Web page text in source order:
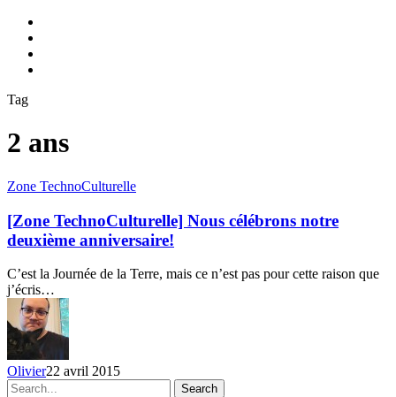
Tag
2 ans
[Zone
Nous
célébrons
notre
anniversaire!
Zone TechnoCulturelle
[Zone TechnoCulturelle] Nous célébrons notre
deuxième anniversaire!
C’est la Journée de la Terre, mais ce n’est pas pour cette raison que
j’écris…
Olivier22 avril 2015
Search